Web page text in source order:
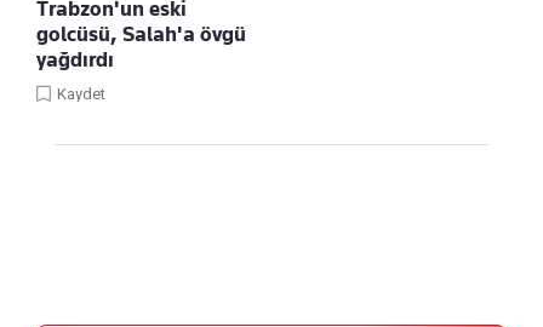
Trabzon'un eski
golcüsü, Salah'a övgü
yağdırdı
Kaydet